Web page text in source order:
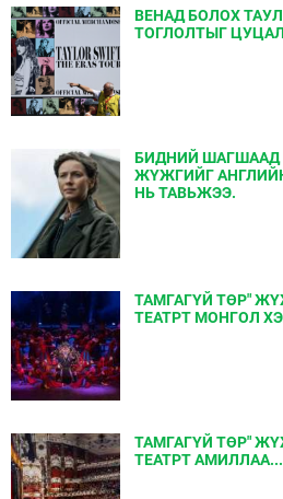
ВЕНАД БОЛОХ
ТОГЛОЛТЫГ
БИДНИЙ ШАГШААД
ЖҮЖГИЙГ
НЬ ТАВЬЖЭЭ.
ТАМГАГҮЙ ТӨР"
ТЕАТРТ МОНГОЛ
ТАМГАГҮЙ ТӨР"
ТЕАТРТ АМИЛЛАА...